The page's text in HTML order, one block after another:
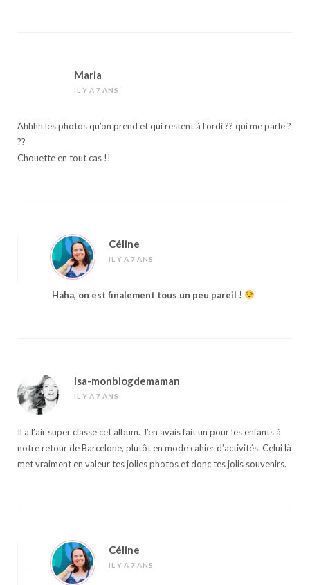
Maria
IL Y A 7 ANS
Ahhhh les photos qu’on prend et qui restent à l’ordi ?? qui me parle ?
??
Chouette en tout cas !!
Céline
IL Y A 7 ANS
Haha, on est finalement tous un peu pareil !
isa-monblogdemaman
IL Y A 7 ANS
Il a l’air super classe cet album. J’en avais fait un pour les enfants à
notre retour de Barcelone, plutôt en mode cahier d’activités. Celui là
met vraiment en valeur tes jolies photos et donc tes jolis souvenirs.
Céline
IL Y A 7 ANS